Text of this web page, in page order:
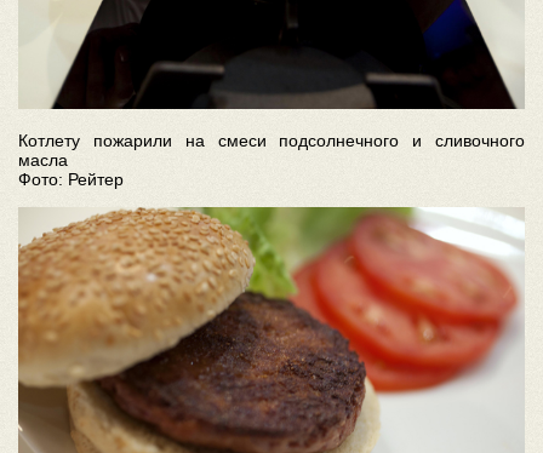
Котлету пожарили на смеси подсолнечного и сливочного
масла
Фото: Рейтер